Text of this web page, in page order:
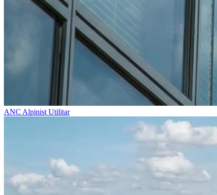
ANC Alpinist Utilitar